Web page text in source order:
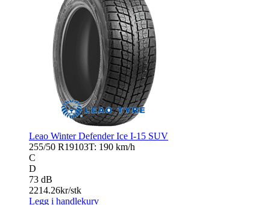
Leao Winter Defender Ice I-15 SUV
255/50 R19103T: 190 km/h
C
D
73 dB
2214.26kr/stk
Legg i handlekurv